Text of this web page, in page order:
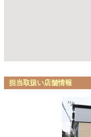
担当取扱い店舗情報